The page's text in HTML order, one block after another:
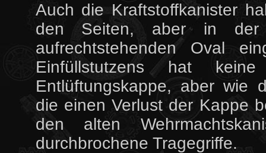
Auch die Kraftstoffkanister
den Seiten, aber in
aufrechtstehenden Oval
Einfüllstutzens hat
Entlüftungskappe, aber wie
die einen Verlust der Kappe
den alten
durchbrochene Tragegriffe.